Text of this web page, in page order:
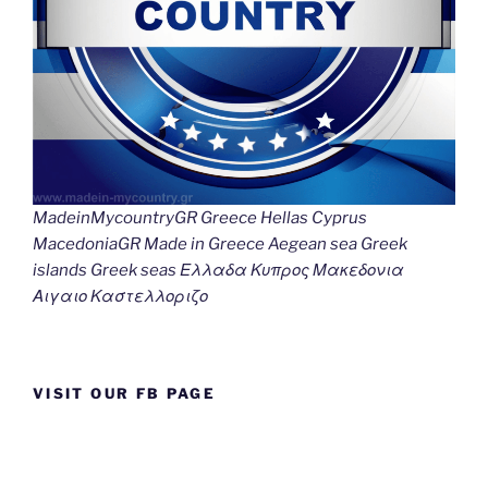
MadeinMycountryGR Greece Hellas Cyprus
MacedoniaGR Made in Greece Aegean sea Greek
islands Greek seas Ελλαδα Κυπρος Μακεδονια
Αιγαιο Καστελλοριζο
VISIT OUR FB PAGE